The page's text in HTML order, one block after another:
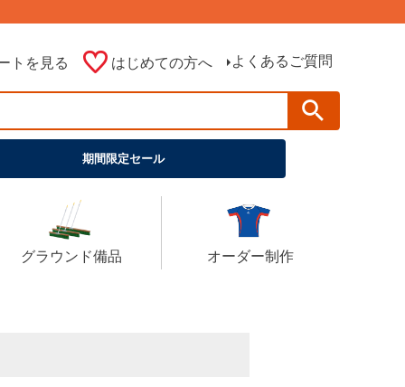
トを見る はじめての方へ よくあるご質問
期間限定セール
グラウンド備品 オーダー制作